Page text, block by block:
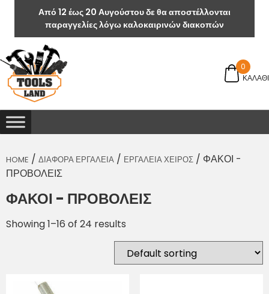
Από 12 έως 20 Αυγούστου δε θα αποστέλλονται
παραγγελίες λόγω καλοκαιρινών διακοπών
ΚΑΛΑΘΙ
0
HOME / ΔΙΑΦΟΡΑ ΕΡΓΑΛΕΙΑ / ΕΡΓΑΛΕΙΑ ΧΕΙΡΟΣ / ΦΑΚΟΙ -
ΠΡΟΒΟΛΕΙΣ
ΦΑΚΟΙ - ΠΡΟΒΟΛΕΙΣ
Showing 1–16 of 24 results